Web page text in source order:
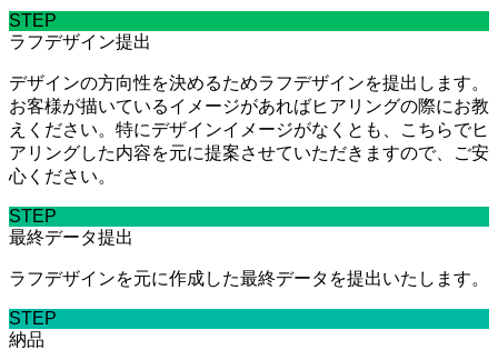
STEP
ラフデザイン提出
デザインの方向性を決めるためラフデザインを提出します。
お客様が描いているイメージがあればヒアリングの際にお教
えください。特にデザインイメージがなくとも、こちらでヒ
アリングした内容を元に提案させていただきますので、ご安
心ください。
STEP
最終データ提出
ラフデザインを元に作成した最終データを提出いたします。
STEP
納品